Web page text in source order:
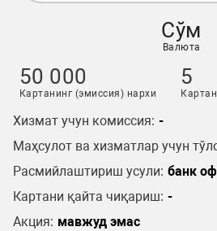
Сўм
Валюта
50 000
Картанинг (эмиссия) нархи
5
Хизмат учун комиссия: -
Маҳсулот ва хизматлар учун
Расмийлаштириш усули: банк
Картани қайта чиқариш: -
Акция: мавжуд эмас